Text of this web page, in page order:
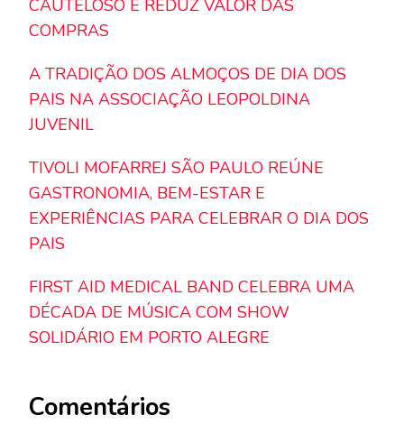
CAUTELOSO E REDUZ VALOR DAS
COMPRAS
A TRADIÇÃO DOS ALMOÇOS DE DIA DOS
PAIS NA ASSOCIAÇÃO LEOPOLDINA
JUVENIL
TIVOLI MOFARREJ SÃO PAULO REÚNE
GASTRONOMIA, BEM-ESTAR E
EXPERIÊNCIAS PARA CELEBRAR O DIA DOS
PAIS
FIRST AID MEDICAL BAND CELEBRA UMA
DÉCADA DE MÚSICA COM SHOW
SOLIDÁRIO EM PORTO ALEGRE
Comentários